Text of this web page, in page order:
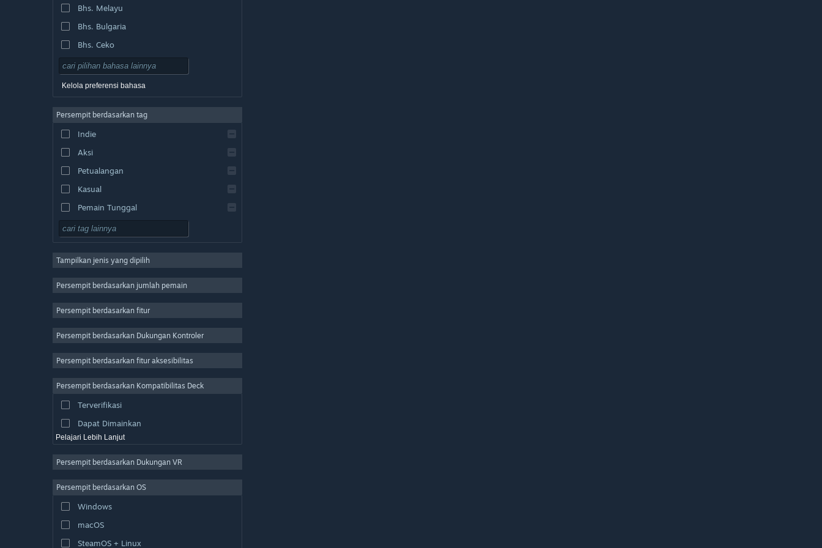
Bhs. Melayu
Bhs. Bulgaria
Bhs. Ceko
Bhs. Denmark
Bhs. Jerman
Bhs. Spanyol - Spanyol
Bhs. Spanyol - Amerika Latin
Bhs. Yunani
Kelola preferensi bahasa
Persempit berdasarkan tag
Indie
Aksi
Petualangan
Kasual
Pemain Tunggal
Simulasi
Strategi
2D
3D
F2P
Penuh Warna
Eksplorasi
Tampilkan jenis yang dipilih
Persempit berdasarkan jumlah pemain
Persempit berdasarkan fitur
Persempit berdasarkan Dukungan Kontroler
Persempit berdasarkan fitur aksesibilitas
Persempit berdasarkan Kompatibilitas Deck
Terverifikasi
Dapat Dimainkan
Pelajari Lebih Lanjut
Persempit berdasarkan Dukungan VR
Persempit berdasarkan OS
Windows
macOS
SteamOS + Linux